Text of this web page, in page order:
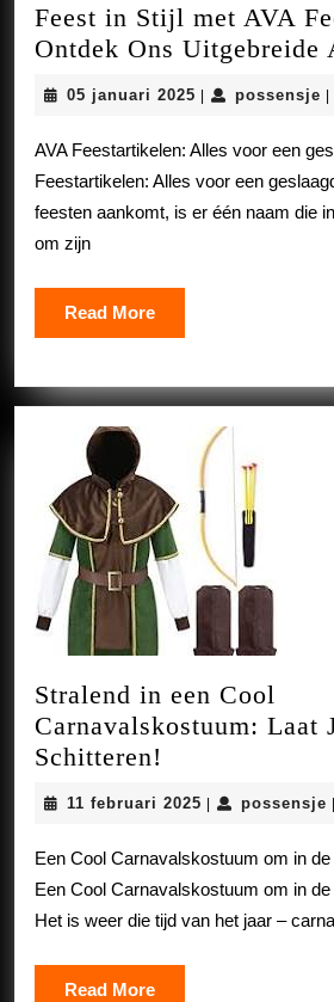
Feest in Stijl met AVA
Ontdek Ons Uitgebreide
05 januari 2025 05
| possensje |
AVA Feestartikelen: Alles voor een
Feestartikelen: Alles voor een
feesten aankomt, is er één naam die
om zijn
Read MoreRead
More
Stralend in een Cool
Carnavalskostuum: Laat
Schitteren!
een
Cool
Laat
Creativiteit
11 februari 2025 11| possensje |
Een Cool Carnavalskostuum om in
Een Cool Carnavalskostuum om in
Het is weer die tijd van het jaar –
Read MoreRead